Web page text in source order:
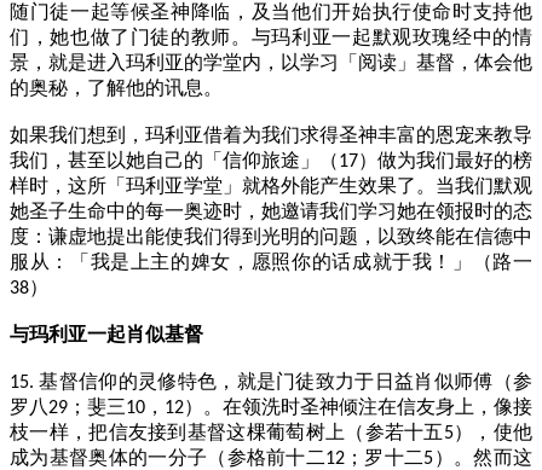
随门徒一起等候圣神降临，及当他们开始执行使命时支持他
们，她也做了门徒的教师。与玛利亚一起默观玫瑰经中的情
景，就是进入玛利亚的学堂内，以学习「阅读」基督，体会他
的奥秘，了解他的讯息。
如果我们想到，玛利亚借着为我们求得圣神丰富的恩宠来教导
我们，甚至以她自己的「信仰旅途」（17）做为我们最好的榜
样时，这所「玛利亚学堂」就格外能产生效果了。当我们默观
她圣子生命中的每一奥迹时，她邀请我们学习她在领报时的态
度：谦虚地提出能使我们得到光明的问题，以致终能在信德中
服从：「我是上主的婢女，愿照你的话成就于我！」（路一
38）
与玛利亚一起肖似基督
15.基督信仰的灵修特色，就是门徒致力于日益肖似师傅（参
罗八29 ；斐三10 ， 12）。在领洗时圣神倾注在信友身上，像接
枝一样，把信友接到基督这棵葡萄树上（参若十五5），使他
成为基督奥体的一分子（参格前十二12 ；罗十二5）。然而这